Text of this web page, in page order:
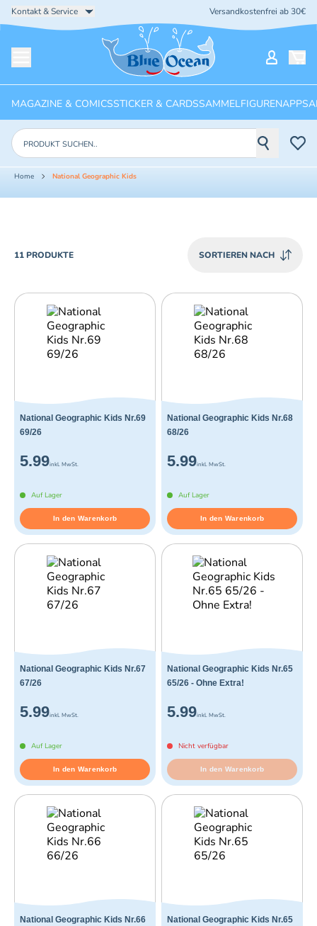
Kontakt & Service Versandkostenfrei ab 30€
Startseite
MAGAZINE & COMICSSTICKER & CARDSSAMMELFIGURENAPPS
Produkte suchen
Home National Geographic Kids
PRODUCTS
11 PRODUKTE SORTIEREN NACH
National Geographic Kids Nr.69
69/26
5.99inkl. MwSt.
Auf Lager
In den Warenkorb
National Geographic Kids Nr.68
68/26
5.99inkl. MwSt.
Auf Lager
In den Warenkorb
National Geographic Kids Nr.67
67/26
5.99inkl. MwSt.
Auf Lager
In den Warenkorb
National Geographic Kids Nr.65
65/26 - Ohne Extra!
5.99inkl. MwSt.
Nicht verfügbar
In den Warenkorb
National Geographic Kids Nr.66
National Geographic Kids Nr.65